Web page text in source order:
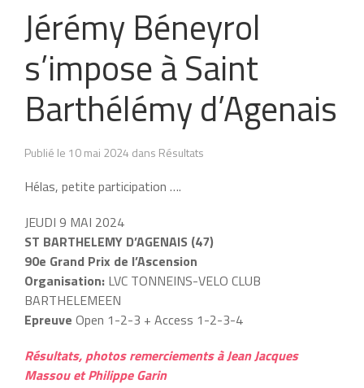
Jérémy Béneyrol
s’impose à Saint
Barthélémy d’Agenais
Publié le 10 mai 2024 dans Résultats
Hélas, petite participation ….
JEUDI 9 MAI 2024
ST BARTHELEMY D’AGENAIS (47)
90e Grand Prix de l’Ascension
Organisation: LVC TONNEINS-VELO CLUB
BARTHELEMEEN
Epreuve Open 1-2-3 + Access 1-2-3-4
Résultats, photos remerciements à Jean Jacques
Massou et Philippe Garin